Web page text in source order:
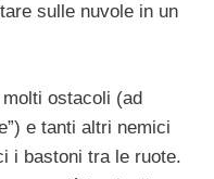
sulle nuvole in un
ostacoli (ad
e tanti altri nemici
i bastoni tra le ruote.